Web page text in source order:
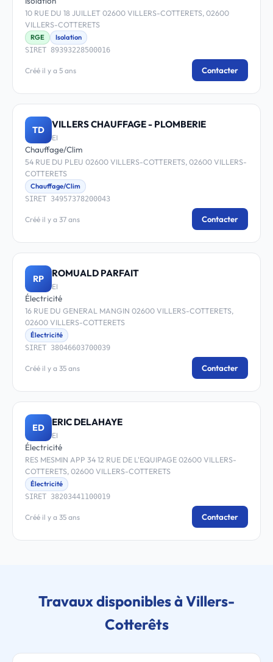
10 RUE DU 18 JUILLET 02600 VILLERS-COTTERETS, 02600
VILLERS-COTTERETS
RGE
Isolation
SIRET 89393228500016
Créé il y a 5 ans Contacter
TD VILLERS CHAUFFAGE - PLOMBERIE
EI
Chauffage/Clim
54 RUE DU PLEU 02600 VILLERS-COTTERETS, 02600 VILLERS-
COTTERETS
Chauffage/Clim
SIRET 34957378200043
Créé il y a 37 ans Contacter
RP ROMUALD PARFAIT
EI
Électricité
16 RUE DU GENERAL MANGIN 02600 VILLERS-COTTERETS,
02600 VILLERS-COTTERETS
Électricité
SIRET 38046603700039
Créé il y a 35 ans Contacter
ED ERIC DELAHAYE
EI
Électricité
RES MESMIN APP 34 12 RUE DE L'EQUIPAGE 02600 VILLERS-
COTTERETS, 02600 VILLERS-COTTERETS
Électricité
SIRET 38203441100019
Créé il y a 35 ans Contacter
Travaux disponibles à Villers-
Cotterêts